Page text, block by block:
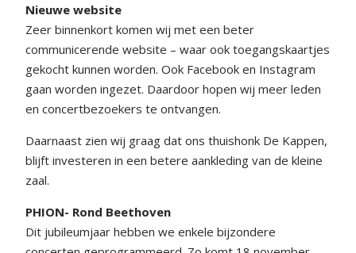
Nieuwe website
Zeer binnenkort komen wij met een beter
communicerende website – waar ook toegangskaartjes
gekocht kunnen worden. Ook Facebook en Instagram
gaan worden ingezet. Daardoor hopen wij meer leden
en concertbezoekers te ontvangen.
Daarnaast zien wij graag dat ons thuishonk De Kappen,
blijft investeren in een betere aankleding van de kleine
zaal.
PHION- Rond Beethoven
Dit jubileumjaar hebben we enkele bijzondere